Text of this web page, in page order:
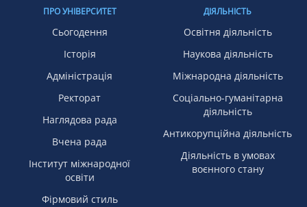
ПРО УНІВЕРСИТЕТ
Сьогодення
Історія
Адміністрація
Ректорат
Наглядова рада
Вчена рада
Інститут міжнародної
освіти
Фірмовий стиль
ДІЯЛЬНІСТЬ
Освітня діяльність
Наукова діяльність
Міжнародна діяльність
Соціально-гуманітарна
діяльність
Антикорупційна діяльність
Діяльність в умовах
воєнного стану